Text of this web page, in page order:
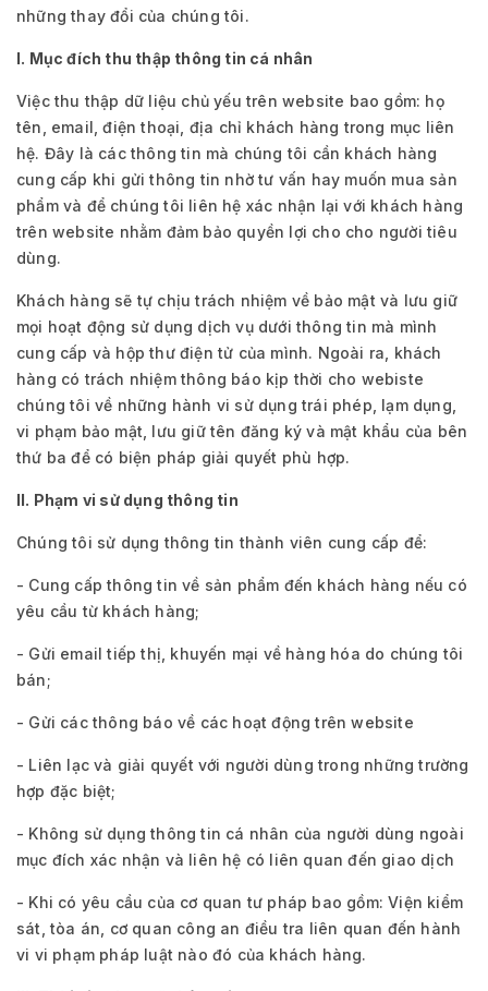
những thay đổi của chúng tôi.
I. Mục đích thu thập thông tin cá nhân
Việc thu thập dữ liệu chủ yếu trên website bao gồm: họ
tên, email, điện thoại, địa chỉ khách hàng trong mục liên
hệ. Đây là các thông tin mà chúng tôi cần khách hàng
cung cấp khi gửi thông tin nhờ tư vấn hay muốn mua sản
phẩm và để chúng tôi liên hệ xác nhận lại với khách hàng
trên website nhằm đảm bảo quyền lợi cho cho người tiêu
dùng.
Khách hàng sẽ tự chịu trách nhiệm về bảo mật và lưu giữ
mọi hoạt động sử dụng dịch vụ dưới thông tin mà mình
cung cấp và hộp thư điện tử của mình. Ngoài ra, khách
hàng có trách nhiệm thông báo kịp thời cho webiste
chúng tôi về những hành vi sử dụng trái phép, lạm dụng,
vi phạm bảo mật, lưu giữ tên đăng ký và mật khẩu của bên
thứ ba để có biện pháp giải quyết phù hợp.
II. Phạm vi sử dụng thông tin
Chúng tôi sử dụng thông tin thành viên cung cấp để:
- Cung cấp thông tin về sản phẩm đến khách hàng nếu có
yêu cầu từ khách hàng;
- Gửi email tiếp thị, khuyến mại về hàng hóa do chúng tôi
bán;
- Gửi các thông báo về các hoạt động trên website
- Liên lạc và giải quyết với người dùng trong những trường
hợp đặc biệt;
- Không sử dụng thông tin cá nhân của người dùng ngoài
mục đích xác nhận và liên hệ có liên quan đến giao dịch
- Khi có yêu cầu của cơ quan tư pháp bao gồm: Viện kiểm
sát, tòa án, cơ quan công an điều tra liên quan đến hành
vi vi phạm pháp luật nào đó của khách hàng.